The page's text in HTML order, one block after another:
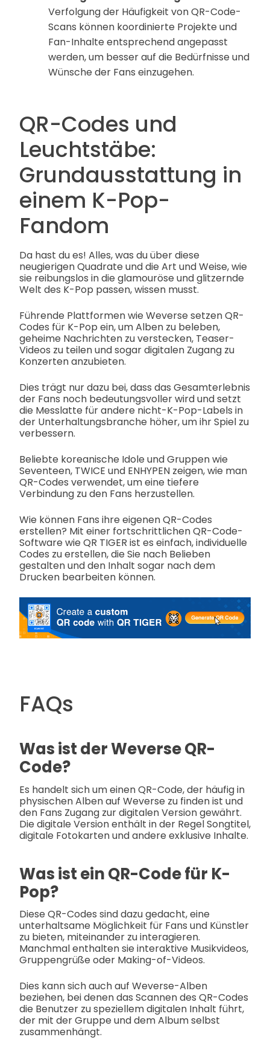
Verfolgung der Häufigkeit von QR-Code-
Scans können koordinierte Projekte und
Fan-Inhalte entsprechend angepasst
werden, um besser auf die Bedürfnisse und
Wünsche der Fans einzugehen.
QR-Codes und
Leuchtstäbe:
Grundausstattung in
einem K-Pop-
Fandom
Da hast du es! Alles, was du über diese
neugierigen Quadrate und die Art und Weise, wie
sie reibungslos in die glamouröse und glitzernde
Welt des K-Pop passen, wissen musst.
Führende Plattformen wie Weverse setzen QR-
Codes für K-Pop ein, um Alben zu beleben,
geheime Nachrichten zu verstecken, Teaser-
Videos zu teilen und sogar digitalen Zugang zu
Konzerten anzubieten.
Dies trägt nur dazu bei, dass das Gesamterlebnis
der Fans noch bedeutungsvoller wird und setzt
die Messlatte für andere nicht-K-Pop-Labels in
der Unterhaltungsbranche höher, um ihr Spiel zu
verbessern.
Beliebte koreanische Idole und Gruppen wie
Seventeen, TWICE und ENHYPEN zeigen, wie man
QR-Codes verwendet, um eine tiefere
Verbindung zu den Fans herzustellen.
Wie können Fans ihre eigenen QR-Codes
erstellen? Mit einer fortschrittlichen QR-Code-
Software wie QR TIGER ist es einfach, individuelle
Codes zu erstellen, die Sie nach Belieben
gestalten und den Inhalt sogar nach dem
Drucken bearbeiten können.
FAQs
Was ist der Weverse QR-
Code?
Es handelt sich um einen QR-Code, der häufig in
physischen Alben auf Weverse zu finden ist und
den Fans Zugang zur digitalen Version gewährt.
Die digitale Version enthält in der Regel Songtitel,
digitale Fotokarten und andere exklusive Inhalte.
Was ist ein QR-Code für K-
Pop?
Diese QR-Codes sind dazu gedacht, eine
unterhaltsame Möglichkeit für Fans und Künstler
zu bieten, miteinander zu interagieren.
Manchmal enthalten sie interaktive Musikvideos,
Gruppengrüße oder Making-of-Videos.
Dies kann sich auch auf Weverse-Alben
beziehen, bei denen das Scannen des QR-Codes
die Benutzer zu speziellem digitalen Inhalt führt,
der mit der Gruppe und dem Album selbst
zusammenhängt.